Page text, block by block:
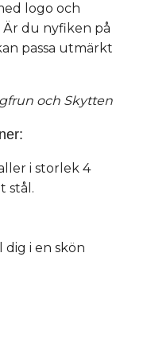
logo och
Är du nyfiken på
passa utmärkt
och Skytten
i storlek 4
stål.
dig i en skön